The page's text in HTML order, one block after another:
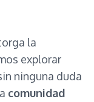
la
explorar
ninguna duda
comunidad